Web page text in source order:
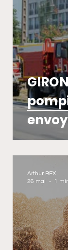
SECOURS
Arthur BEX
26 mai
1